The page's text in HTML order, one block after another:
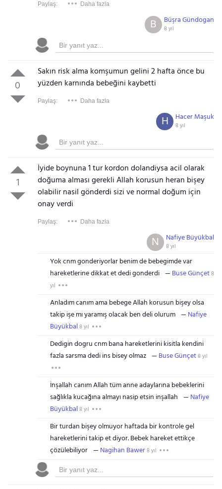
Paylaş: Daha fazla
Büşra Gündogan
8 yıl
B
0
Sakın risk alma komşumun gelini 2 hafta önce bu
yüzden karnında bebeğini kaybetti
Paylaş: Daha fazla
Hacer Maşuk
8 yıl
H
1
İyide boynuna 1 tur kordon dolandiysa acil olarak
doğuma alması gerekli Allah korusun heran bişey
olabilir nasil gönderdi sizi ve normal doğum için
onay verdi
Paylaş: Daha fazla
Nafiye Büyükbal
8 yıl
N
Yok cnm gonderiyorlar benim de bebegimde var
hareketlerine dikkat et dedi gonderdi
Buse Günçet8
yıl
Anladım canım ama bebege Allah korusun bişey olsa
takip işe mı yaramış olacak ben deli olurum
Nafiye
Büyükbal8 yıl
Dedigin dogru cnm bana hareketlerini kisitla kendini
fazla sarsma dedi ins bisey olmaz
Buse Günçet8 yıl
İnşallah canım Allah tüm anne adaylarına bebeklerini
sağlıkla kucağına almayı nasip etsin inşallah
Nafiye
Büyükbal8 yıl
Bir turdan bişey olmuyor haftada bir kontrole gel
hareketlerini takip et diyor. Bebek hareket ettikçe
çözülebiliyor
Nagihan Bawer8 yıl